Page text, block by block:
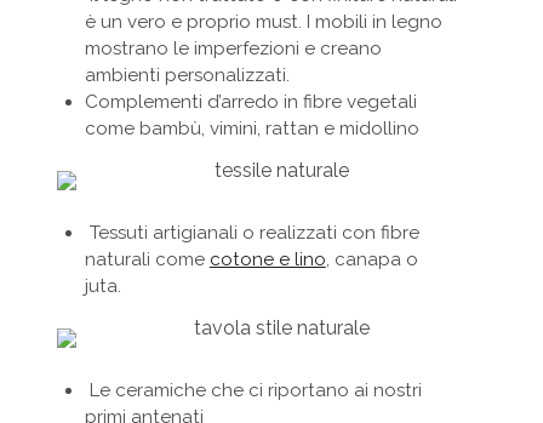
è un vero e proprio must. I mobili in legno
mostrano le imperfezioni e creano
ambienti personalizzati.
Complementi d’arredo in fibre vegetali
come bambù, vimini, rattan e midollino
Tessuti artigianali o realizzati con fibre
naturali come cotone e lino, canapa o
juta.
Le ceramiche che ci riportano ai nostri
primi antenati